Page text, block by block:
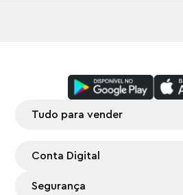
Tudo para vender
Conta Digital
Segurança